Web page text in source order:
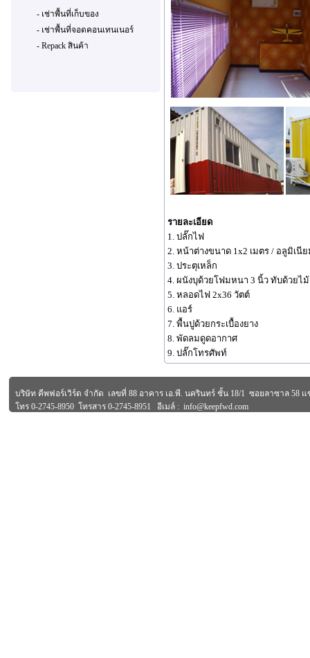
- เช่าพื้นที่เก็บของ
- เช่าพื้นที่จอดคอนเทนเนอร์
- Repack สินค้า
รายละเอียด
1. ปลั๊กไฟ
2. หน้าต่างขนาด 1x2 เมตร / อลูมิเนี
3. ประตุเหล็ก
4. ผนังบุด้วยโฟมหนา 3 นิ้ว ทับด้วยไ
5. หลอดไฟ 2x36 วัตต์
6. แอร์
7. พื้นปูด้วยกระเบื้องยาง
8. พัดลมดูดอากาศ
9. ปลั๊กโทรศัพท์
บริษัท คีพฟอร์เวิร์ด จำกัด เลขที่ 88 อาคาร เอ.พี. นครินทร์ ชั้น 18/1 ซอยลาซาล 58 แ
โทร 0-2745-8950 โทรสาร 0-2745-8951 อีเมล์ : info@keepfwd.com